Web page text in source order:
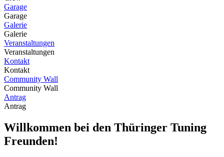
Garage
Garage
Galerie
Galerie
Veranstaltungen
Veranstaltungen
Kontakt
Kontakt
Community Wall
Community Wall
Antrag
Antrag
Willkommen bei den Thüringer Tuning
Freunden!